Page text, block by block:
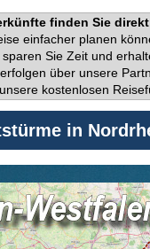
finden Sie
einfacher planen
Sie Zeit und
über unsere
kostenlosen
in